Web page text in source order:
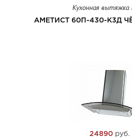
Кухонная вытяжка
АМЕТИСТ 60П-430-К3Д
24890 руб.